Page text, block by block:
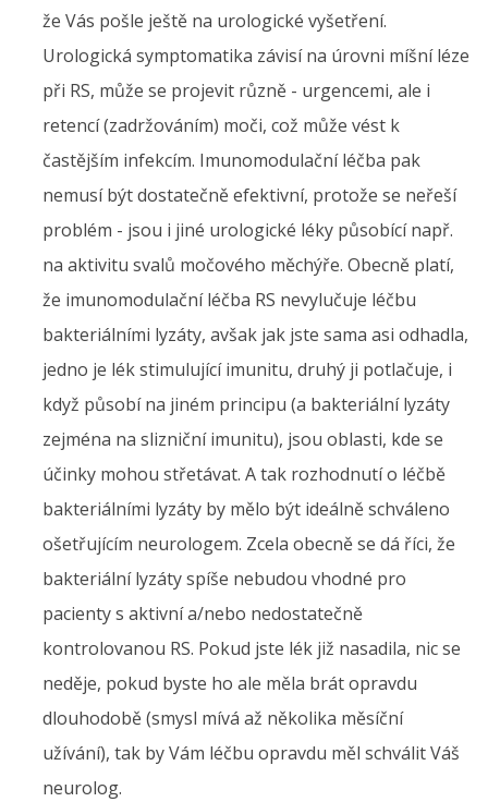
že Vás pošle ještě na urologické vyšetření.
Urologická symptomatika závisí na úrovni míšní léze
při RS, může se projevit různě - urgencemi, ale i
retencí (zadržováním) moči, což může vést k
častějším infekcím. Imunomodulační léčba pak
nemusí být dostatečně efektivní, protože se neřeší
problém - jsou i jiné urologické léky působící např.
na aktivitu svalů močového měchýře. Obecně platí,
že imunomodulační léčba RS nevylučuje léčbu
bakteriálními lyzáty, avšak jak jste sama asi odhadla,
jedno je lék stimulující imunitu, druhý ji potlačuje, i
když působí na jiném principu (a bakteriální lyzáty
zejména na slizniční imunitu), jsou oblasti, kde se
účinky mohou střetávat. A tak rozhodnutí o léčbě
bakteriálními lyzáty by mělo být ideálně schváleno
ošetřujícím neurologem. Zcela obecně se dá říci, že
bakteriální lyzáty spíše nebudou vhodné pro
pacienty s aktivní a/nebo nedostatečně
kontrolovanou RS. Pokud jste lék již nasadila, nic se
neděje, pokud byste ho ale měla brát opravdu
dlouhodobě (smysl mívá až několika měsíční
užívání), tak by Vám léčbu opravdu měl schválit Váš
neurolog.